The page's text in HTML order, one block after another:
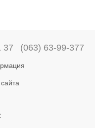
37 (063) 63-99-377